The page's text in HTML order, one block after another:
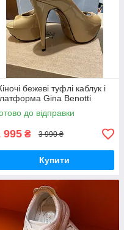
бежеві туфлі каблук і
Gina Benotti
до відправки
995 ₴ 3 990 ₴
Купити